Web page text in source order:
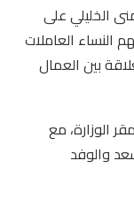
الخليلي على
النساء العاملات
بين العمال
الوزارة، مع
والوفد